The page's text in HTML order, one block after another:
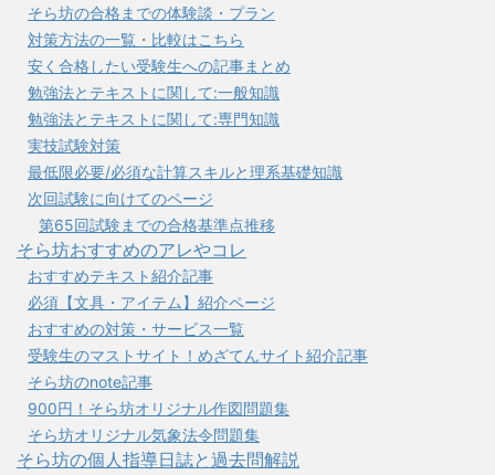
そら坊の合格までの体験談・プラン
対策方法の一覧・比較はこちら
安く合格したい受験生への記事まとめ
勉強法とテキストに関して:一般知識
勉強法とテキストに関して:専門知識
実技試験対策
最低限必要/必須な計算スキルと理系基礎知識
次回試験に向けてのページ
第65回試験までの合格基準点推移
そら坊おすすめのアレやコレ
おすすめテキスト紹介記事
必須【文具・アイテム】紹介ページ
おすすめの対策・サービス一覧
受験生のマストサイト！めざてんサイト紹介記事
そら坊のnote記事
900円！そら坊オリジナル作図問題集
そら坊オリジナル気象法令問題集
そら坊の個人指導日誌と過去問解説